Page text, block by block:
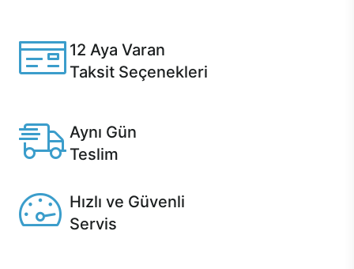
12 Aya Varan
Taksit Seçenekleri
Aynı Gün
Teslim
Hızlı ve Güvenli
Servis